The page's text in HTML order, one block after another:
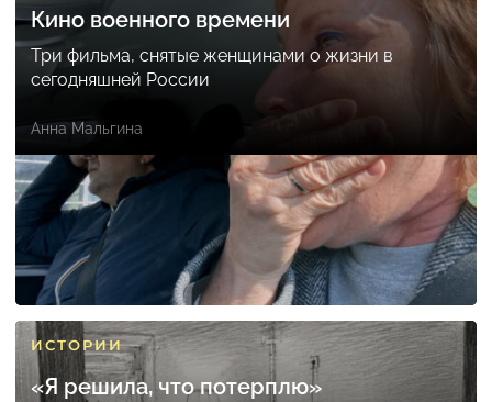
Кино военного времени
Три фильма, снятые женщинами о жизни в
сегодняшней России
Анна Мальгина
ИСТОРИИ
«Я решила, что потерплю»